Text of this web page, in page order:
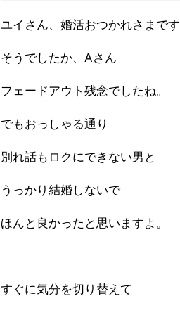
ユイさん、婚活おつかれさまで
そうでしたか、Aさん
フェードアウト残念でしたね。
でもおっしゃる通り
別れ話もロクにできない男と
うっかり結婚しないで
ほんと良かったと思いますよ。
すぐに気分を切り替えて